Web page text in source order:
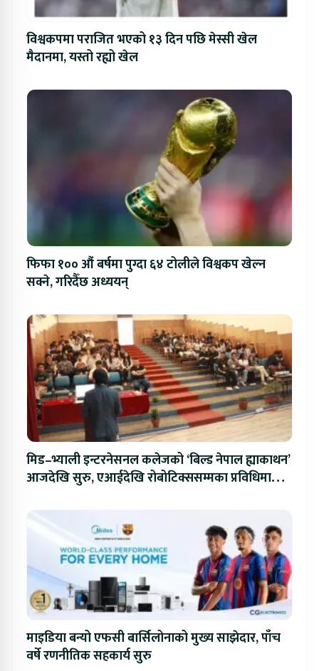
विश्वकपमा पराजित भएको १३ दिन पछि मेस्सी खेल
मैदानमा, यस्तो रह्यो खेल
फिफा १०० औं बर्षमा पुग्दा ६४ टोलीले विश्वकप खेल्न
सक्ने, गरिदैँछ अध्ययन्
मिड–भ्याली इन्टरनेसनल कलेजको ‘बिल्ड नेपाल ह्याकाथन’
आजदेखि सुरु, एआईदेखि रोबोटिक्ससम्मका प्रविधिमा
माइडिया बन्यो एफसी बार्सिलोनाको मुख्य साझेदार, पाँच
वर्षे रणनीतिक सहकार्य सुरु